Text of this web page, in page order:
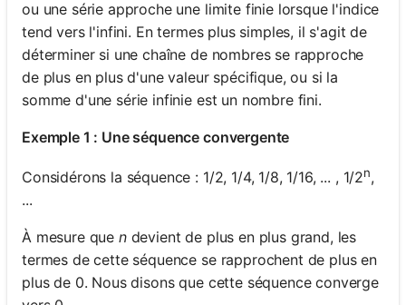
ou une série approche une limite finie lorsque l'indice
tend vers l'infini. En termes plus simples, il s'agit de
déterminer si une chaîne de nombres se rapproche
de plus en plus d'une valeur spécifique, ou si la
somme d'une série infinie est un nombre fini.
Exemple 1 : Une séquence convergente
Considérons la séquence : 1/2, 1/4, 1/8, 1/16, ... , 1/2n,
...
À mesure que ndevient de plus en plus grand, les
termes de cette séquence se rapprochent de plus en
plus de 0. Nous disons que cette séquence converge